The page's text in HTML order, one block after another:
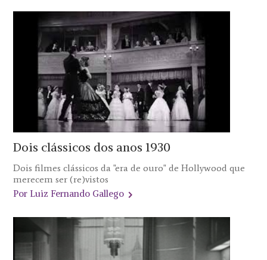
Dois clássicos dos anos 1930
Dois filmes clássicos da "era de ouro" de Hollywood que
merecem ser (re)vistos
Por Luiz Fernando Gallego